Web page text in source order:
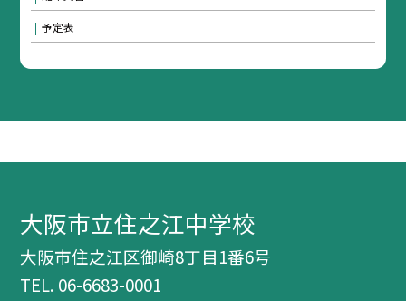
予定表
大阪市立住之江中学校
大阪市住之江区御崎8丁目1番6号
TEL. 06-6683-0001